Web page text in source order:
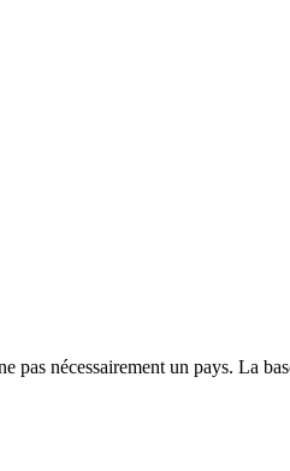
nécessairement un pays. La